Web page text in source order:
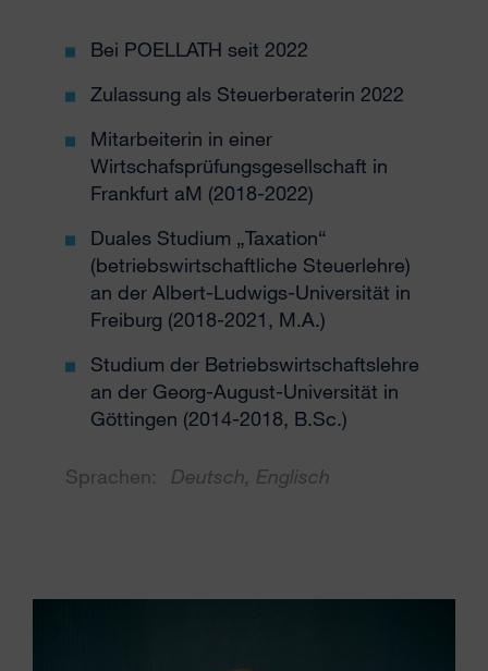
Bei POELLATH seit 2022
Zulassung als Steuerberaterin 2022
Mitarbeiterin in einer
Wirtschafsprüfungsgesellschaft in
Frankfurt aM (2018-2022)
Duales Studium „Taxation“
(betriebswirtschaftliche Steuerlehre)
an der Albert-Ludwigs-Universität in
Freiburg (2018-2021, M.A.)
Studium der Betriebswirtschaftslehre
an der Georg-August-Universität in
Göttingen (2014-2018, B.Sc.)
Sprachen: Deutsch, Englisch